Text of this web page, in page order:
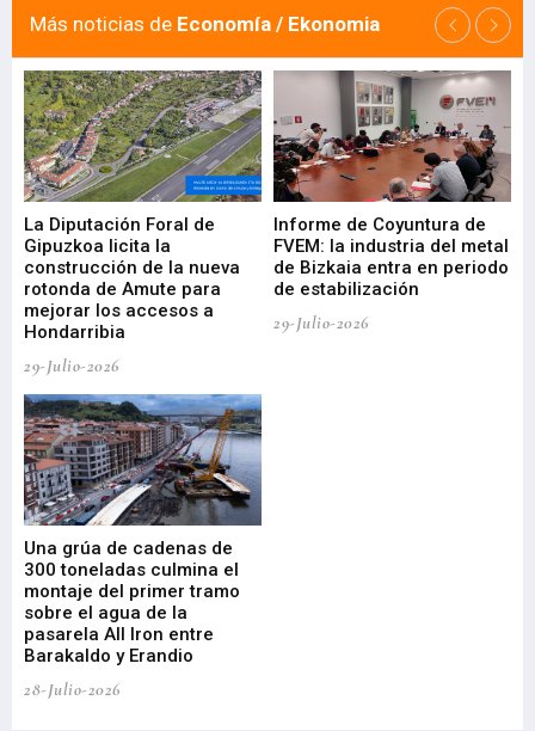
Más noticias de Economía / Ekonomia
La Diputación Foral de
Gipuzkoa licita la
construcción de la nueva
rotonda de Amute para
mejorar los accesos a
Hondarribia
29-Julio-2026
Informe de Coyuntura de
FVEM: la industria del metal
de Bizkaia entra en periodo
de estabilización
29-Julio-2026
Una grúa de cadenas de
300 toneladas culmina el
montaje del primer tramo
sobre el agua de la
pasarela All Iron entre
Barakaldo y Erandio
28-Julio-2026